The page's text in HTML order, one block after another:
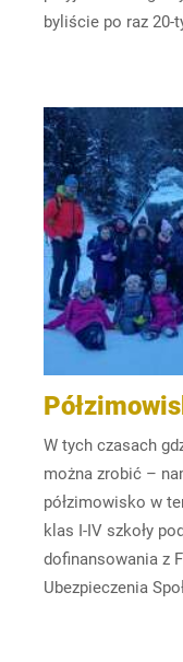
byliście po raz 20-
W tych czasach
można zrobić –
półzimowisko w
klas I-IV szkoły
dofinansowania z
Ubezpieczenia